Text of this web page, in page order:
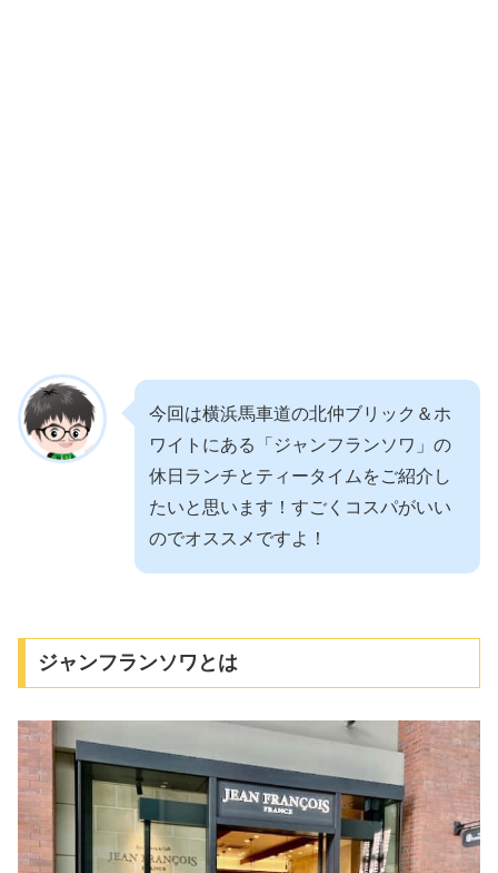
今回は横浜馬車道の北仲ブリック＆ホ
ワイトにある「ジャンフランソワ」の
休日ランチとティータイムをご紹介し
たいと思います！すごくコスパがいい
のでオススメですよ！
ジャンフランソワとは